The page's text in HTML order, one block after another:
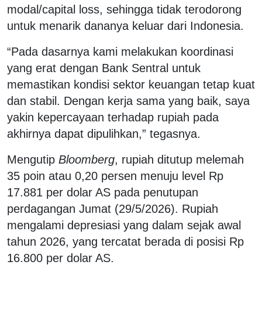
modal/capital loss, sehingga tidak terodorong
untuk menarik dananya keluar dari Indonesia.
“Pada dasarnya kami melakukan koordinasi
yang erat dengan Bank Sentral untuk
memastikan kondisi sektor keuangan tetap kuat
dan stabil. Dengan kerja sama yang baik, saya
yakin kepercayaan terhadap rupiah pada
akhirnya dapat dipulihkan,” tegasnya.
Mengutip Bloomberg, rupiah ditutup melemah
35 poin atau 0,20 persen menuju level Rp
17.881 per dolar AS pada penutupan
perdagangan Jumat (29/5/2026). Rupiah
mengalami depresiasi yang dalam sejak awal
tahun 2026, yang tercatat berada di posisi Rp
16.800 per dolar AS.